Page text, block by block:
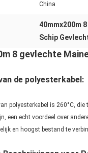
China
40mmx200m
Schip
8 gevlechte
de polyesterkabel:
polyesterkabel is 260°C,
een echt voordeel over
en hoogst bestand te